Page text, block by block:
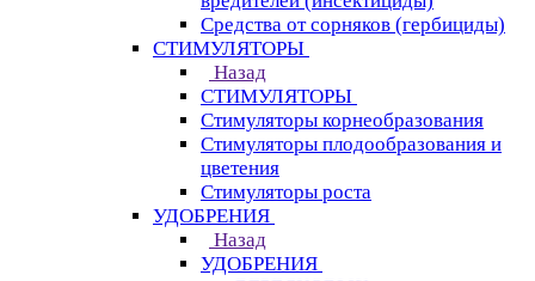
Средства от сорняков (гербициды)
СТИМУЛЯТОРЫ
Назад
СТИМУЛЯТОРЫ
Стимуляторы корнеобразования
Стимуляторы плодообразования и
цветения
Стимуляторы роста
УДОБРЕНИЯ
Назад
УДОБРЕНИЯ